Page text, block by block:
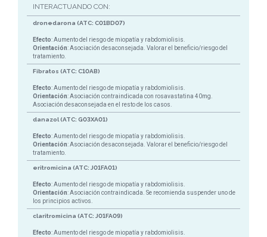
INTERACTUANDO CON:
dronedarona (ATC: C01BD07)
Efecto: Aumento del riesgo de miopatía y rabdomiolisis.
Orientación: Asociación desaconsejada. Valorar el beneficio/riesgo del
tratamiento.
Fibratos (ATC: C10AB)
Efecto: Aumento del riesgo de miopatía y rabdomiolisis.
Orientación: Asociación contraindicada con rosavastatina 40mg.
Asociación desaconsejada en el resto de los casos.
danazol (ATC: G03XA01)
Efecto: Aumento del riesgo de miopatía y rabdomiolisis.
Orientación: Asociación desaconsejada. Valorar el beneficio/riesgo del
tratamiento.
eritromicina (ATC: J01FA01)
Efecto: Aumento del riesgo de miopatía y rabdomiolisis.
Orientación: Asociación contraindicada. Se recomienda suspender uno de
los principios activos.
claritromicina (ATC: J01FA09)
Efecto: Aumento del riesgo de miopatía y rabdomiolisis.